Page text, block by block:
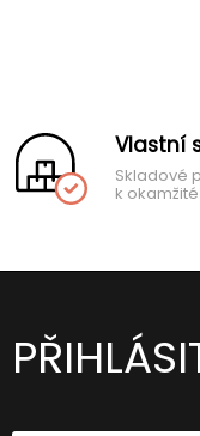
Vlastní
Skladové
k